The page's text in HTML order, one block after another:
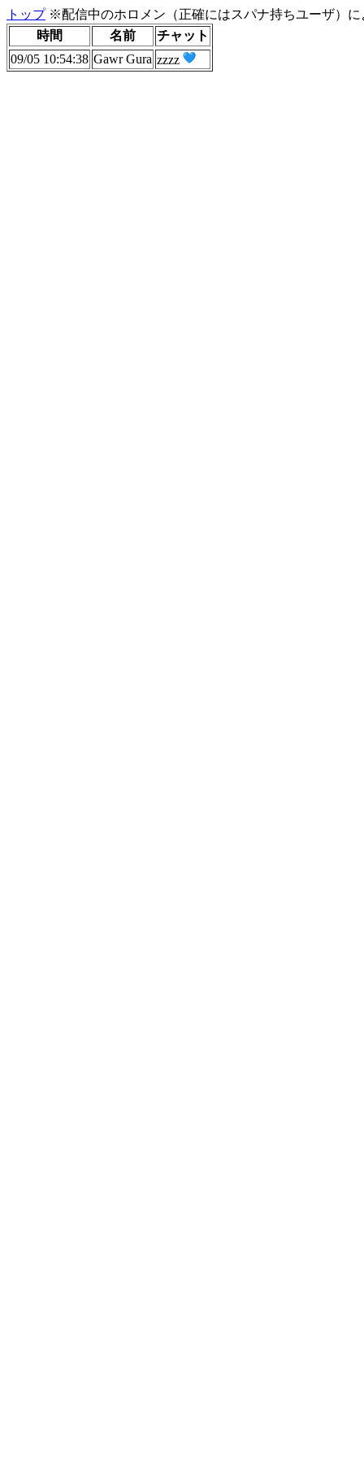
トップ※配信中のホロメン（正確にはスパナ持ちユーザ）
時間
名前
チャット
09/05 10:54:38 Gawr Gura zzzz